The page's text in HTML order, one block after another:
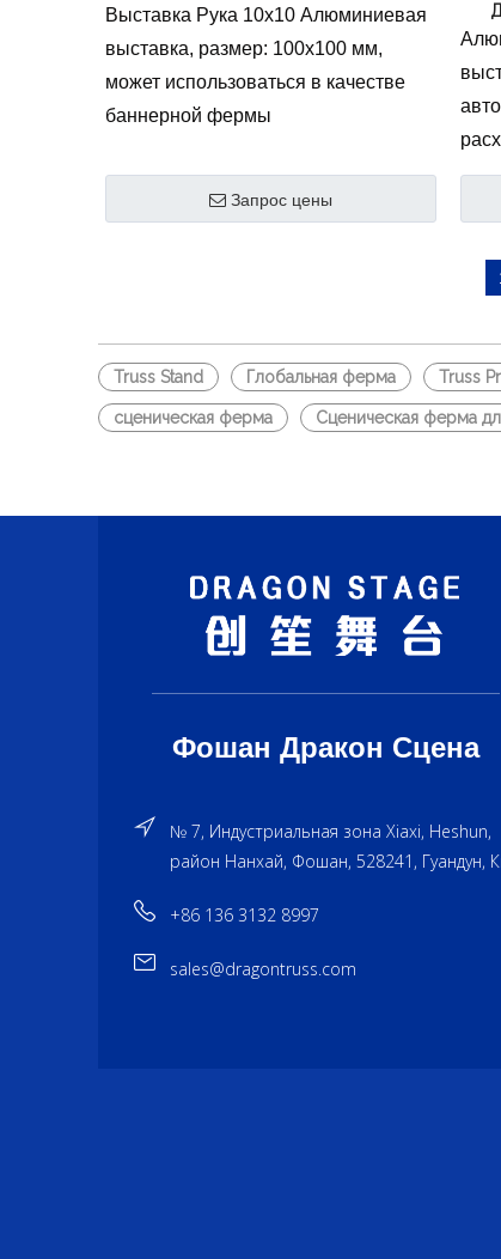
Выставка Рука 10x10 Алюминиевая
выставка, размер: 100x100 мм,
может использоваться в качестве
баннерной фермы
Запрос цены
Truss Stand Глобальная ферма Truss
сценическая ферма Сценическая ферма
Фошан Дракон Сцена
№ 7, Индустриальная зона Xiaxi, Heshun,
район Нанхай, Фошан, 528241, Гуандун,
+86 136 3132 8997
sales@dragontruss.com